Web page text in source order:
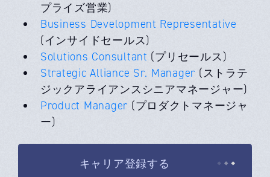
プライズ営業)
Business Development Representative
(インサイドセールス)
Solutions Consultant (プリセールス)
Strategic Alliance Sr. Manager (ストラテ
ジックアライアンスシニアマネージャー)
Product Manager (プロダクトマネージャ
ー)
キャリア登録する